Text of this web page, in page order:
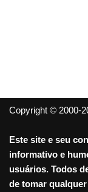
Copyright © 2000-
Este site e seu
informativo e
usuários. Todos
de tomar